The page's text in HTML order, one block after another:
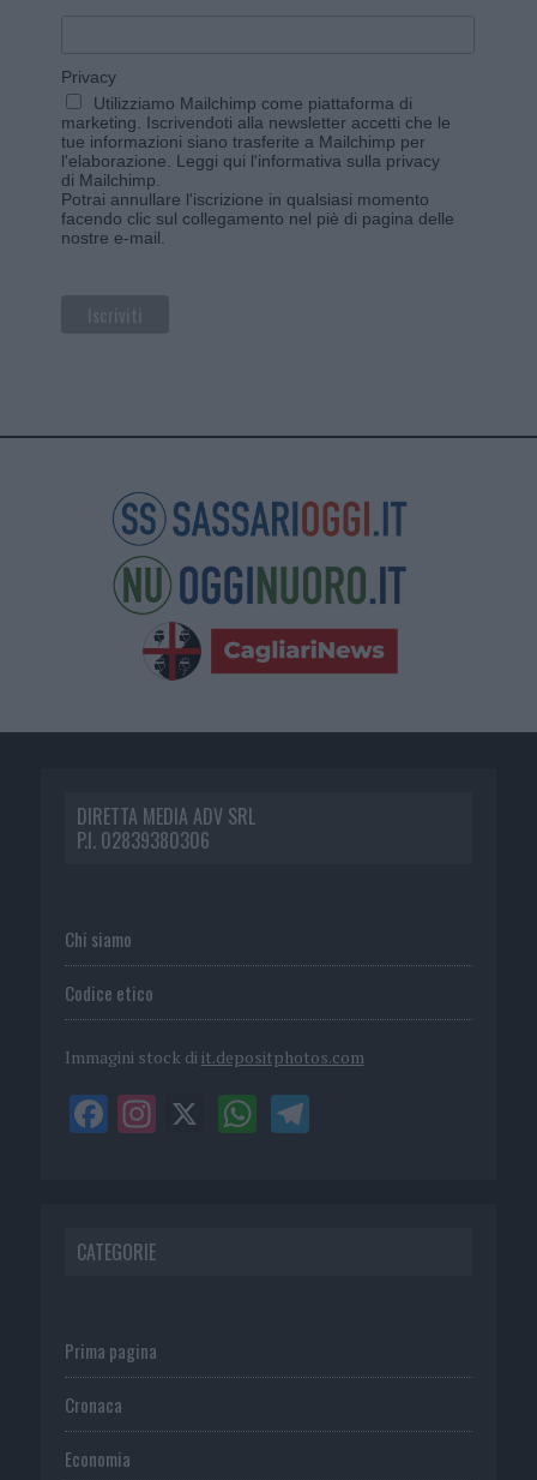
Privacy
Utilizziamo Mailchimp come piattaforma di
marketing. Iscrivendoti alla newsletter accetti che le
tue informazioni siano trasferite a Mailchimp per
l'elaborazione. Leggi qui l'informativa sulla privacy
di Mailchimp
Potrai annullare l'iscrizione in qualsiasi momento
facendo clic sul collegamento nel piè di pagina delle
nostre e-mail.
DIRETTA MEDIA ADV SRL
P.I. 02839380306
Chi siamo
Codice etico
Immagini stock di it.depositphotos.com
CATEGORIE
Prima pagina
Cronaca
Economia